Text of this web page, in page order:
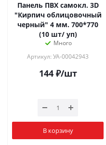
Панель ПВХ самокл. 3D
"Кирпич облицовочный
черный" 4 мм. 700*770
(10 шт/ уп)
Много
Артикул: УА-00042943
144₽/шт
В корзину